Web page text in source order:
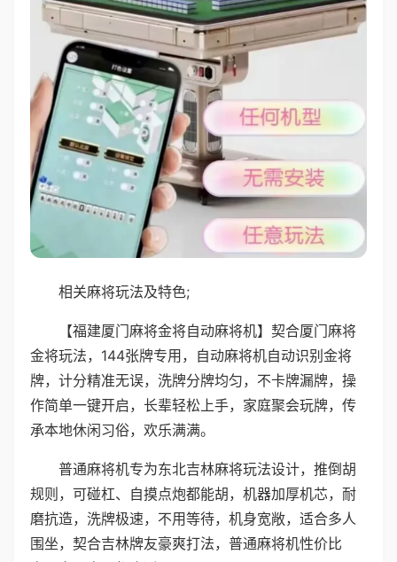
相关麻将玩法及特色;
【福建厦门麻将金将自动麻将机】契合厦门麻将
金将玩法，144张牌专用，自动麻将机自动识别金将
牌，计分精准无误，洗牌分牌均匀，不卡牌漏牌，操
作简单一键开启，长辈轻松上手，家庭聚会玩牌，传
承本地休闲习俗，欢乐满满。
普通麻将机专为东北吉林麻将玩法设计，推倒胡
规则，可碰杠、自摸点炮都能胡，机器加厚机芯，耐
磨抗造，洗牌极速，不用等待，机身宽敞，适合多人
围坐，契合吉林牌友豪爽打法，普通麻将机性价比